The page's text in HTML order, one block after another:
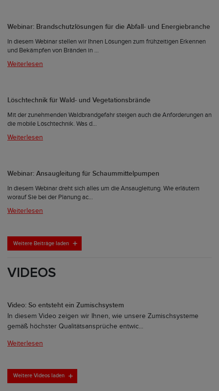
Webinar: Brandschutzlösungen für die Abfall- und Energiebranche
In diesem Webinar stellen wir Ihnen Lösungen zum frühzeitigen Erkennen
und Bekämpfen von Bränden in ...
Weiterlesen
Löschtechnik für Wald- und Vegetationsbrände
Mit der zunehmenden Waldbrandgefahr steigen auch die Anforderungen an
die mobile Löschtechnik. Was d...
Weiterlesen
Webinar: Ansaugleitung für Schaummittelpumpen
In diesem Webinar dreht sich alles um die Ansaugleitung. Wie erläutern
worauf Sie bei der Planung ac...
Weiterlesen
Weitere Beiträge laden
VIDEOS
Video: So entsteht ein Zumischsystem
In diesem Video zeigen wir Ihnen, wie unsere Zumischsysteme
gemäß höchster Qualitätsansprüche entwic...
Weiterlesen
Weitere Videos laden